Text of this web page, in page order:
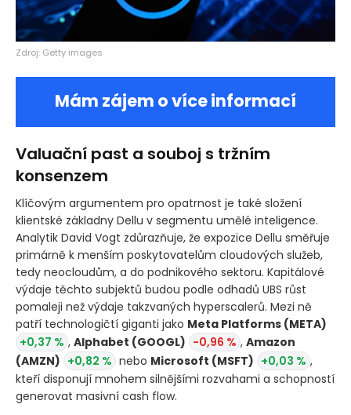
Zdroj: Getty images
Mám zájem o více informací
Valuační past a souboj s tržním
konsenzem
Klíčovým argumentem pro opatrnost je také složení
klientské základny Dellu v segmentu umělé inteligence.
Analytik David Vogt zdůrazňuje, že expozice Dellu směřuje
primárně k menším poskytovatelům cloudových služeb,
tedy neocloudům, a do podnikového sektoru. Kapitálové
výdaje těchto subjektů budou podle odhadů UBS růst
pomaleji než výdaje takzvaných hyperscalerů. Mezi ně
patří technologičtí giganti jako Meta Platforms (META)
+0,37 % , Alphabet (GOOGL) -0,96 % , Amazon
(AMZN) +0,82 % nebo Microsoft (MSFT) +0,03 % ,
kteří disponují mnohem silnějšími rozvahami a schopností
generovat masivní cash flow.